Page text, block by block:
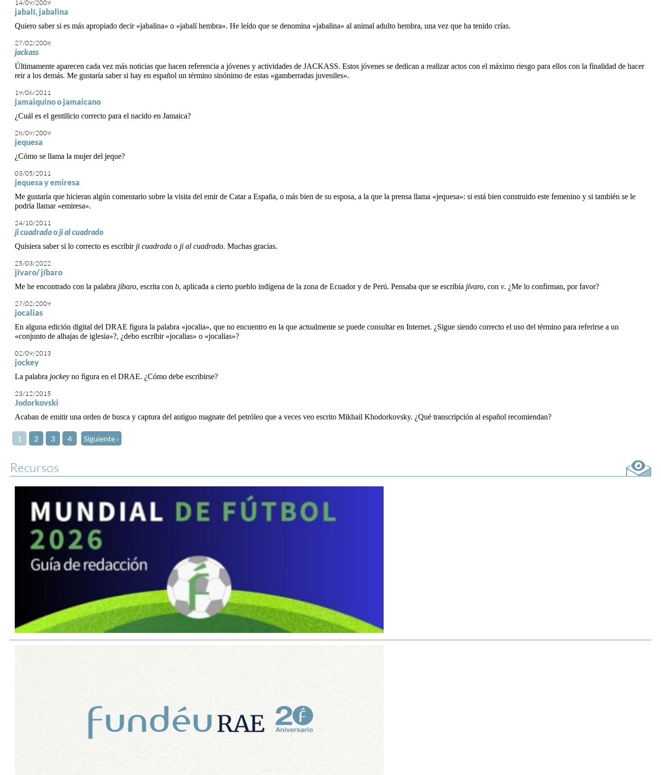
14/09/2009
jabalí, jabalina
Quiero saber si es más apropiado decir «jabalina» o «jabalí hembra». He leído que se denomina «jabalina» al animal adulto hembra, una vez que ha tenido crías.
27/02/2008
jackass
Últimamente aparecen cada vez más noticias que hacen referencia a jóvenes y actividades de JACKASS. Estos jóvenes se dedican a realizar actos con el máximo riesgo para ellos con la finalidad de hacer
reir a los demás. Me gustaría saber si hay en español un término sinónimo de estas «gamberradas juveniles».
19/06/2011
jamaiquino o jamaicano
¿Cuál es el gentilicio correcto para el nacido en Jamaica?
28/09/2009
jequesa
¿Cómo se llama la mujer del jeque?
03/05/2011
jequesa y emiresa
Me gustaría que hicieran algún comentario sobre la visita del emir de Catar a España, o más bien de su esposa, a la que la prensa llama «jequesa»: si está bien construido este femenino y si también se le
podría llamar «emiresa».
24/10/2011
ji cuadradaoji al cuadrado
Quisiera saber si lo correcto es escribir ji cuadrada o ji al cuadrado. Muchas gracias.
25/03/2022
jívaro/ jíbaro
Me he encontrado con la palabra jíbaro, escrita con b, aplicada a cierto pueblo indígena de la zona de Ecuador y de Perú. Pensaba que se escribía jívaro, con v. ¿Me lo confirman, por favor?
27/02/2009
jocalias
En alguna edición digital del DRAE figura la palabra «jocalia», que no encuentro en la que actualmente se puede consultar en Internet. ¿Sigue siendo correcto el uso del término para referirse a un
«conjunto de alhajas de iglesia»?, ¿debo escribir «jocalias» o «jocalías»?
02/09/2013
jockey
La palabra jockey no figura en el DRAE. ¿Cómo debe escribirse?
23/12/2015
Jodorkovski
Acaban de emitir una orden de busca y captura del antiguo magnate del petróleo que a veces veo escrito Mikhail Khodorkovsky. ¿Qué transcripción al español recomiendan?
1 2 3 4 Siguiente ›
Recursos